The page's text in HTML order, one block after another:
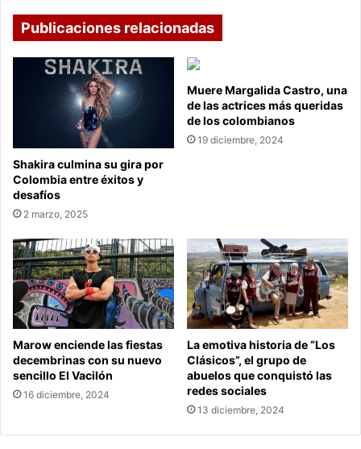
Publicaciones relacionadas
Shakira culmina su gira por
Colombia entre éxitos y
desafíos
2 marzo, 2025
Muere Margalida Castro, una
de las actrices más queridas
de los colombianos
19 diciembre, 2024
Marow enciende las fiestas
decembrinas con su nuevo
sencillo El Vacilón
16 diciembre, 2024
La emotiva historia de “Los
Clásicos”, el grupo de
abuelos que conquistó las
redes sociales
13 diciembre, 2024